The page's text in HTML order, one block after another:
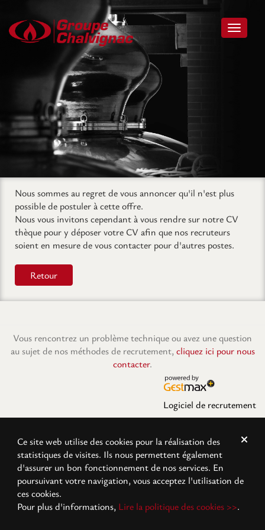
Ce site web utilise des cookies pour la réalisation des
statistiques de visites. Ils nous permettent également
d'assurer un bon fonctionnement de nos services. En
poursuivant votre navigation, vous acceptez l'utilisation de
ces cookies.
Pour plus d'informations, Lire la politique des cookies >>.
Toggle
Nous sommes au regret de vous annoncer qu'il n'est plus
possible de postuler à cette offre.
Nous vous invitons cependant à vous rendre sur notre CV
thèque pour y déposer votre CV afin que nos recruteurs
soient en mesure de vous contacter pour d'autres postes.
Retour
Vous rencontrez un problème technique ou avez une question
au sujet de nos méthodes de recrutement, cliquez ici pour nous
contacter.
Logiciel de recrutement